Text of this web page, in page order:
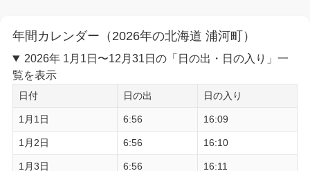
年間カレンダー（2026年の北海道 浦河町）
2026年 1月1日〜12月31日の「日の出・日の入り」一
覧を表示
日付 日の出 日の入り
1月1日 6:56 16:09
1月2日 6:56 16:10
1月3日 6:56 16:11